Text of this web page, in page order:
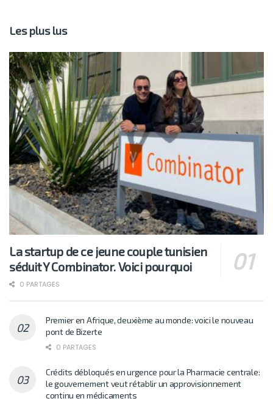
Les plus lus
La startup de ce jeune couple tunisien
séduit Y Combinator. Voici pourquoi
0 PARTAGES
Premier en Afrique, deuxième au monde: voici le nouveau
pont de Bizerte
0 PARTAGES
Crédits débloqués en urgence pour la Pharmacie centrale:
le gouvernement veut rétablir un approvisionnement
continu en médicaments